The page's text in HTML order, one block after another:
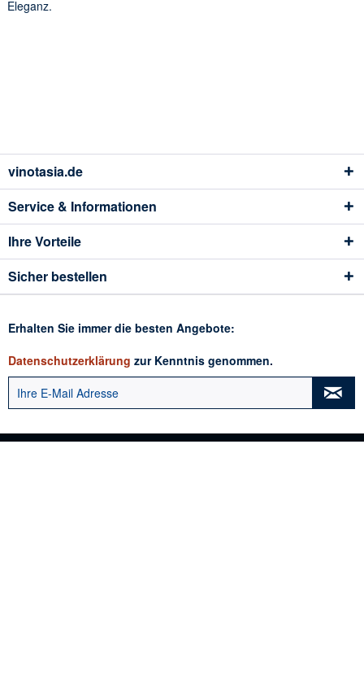
Eleganz.
vinotasia.de
Service & Informationen
Ihre Vorteile
Sicher bestellen
Erhalten Sie immer die besten Angebote:
Datenschutzerklärung zur Kenntnis genommen.